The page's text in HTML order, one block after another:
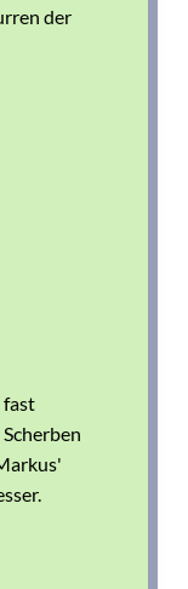
der
fast